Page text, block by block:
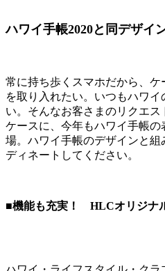
ハワイ手帳2020と同デザイ
常に持ち歩くスマホだから、
を取り入れたい。いつもハワ
い。そんなお客さまのリクエ
ケースに、今年もハワイ手帳
場。ハワイ手帳のデザインと
ディネートしてください。
■機能も充実！ HLCオリジナ